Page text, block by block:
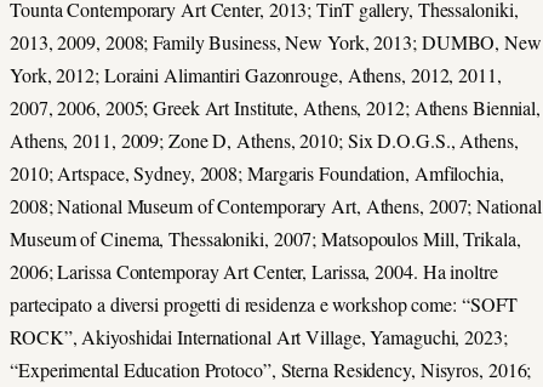
Tounta Contemporary Art Center, 2013; TinT gallery, Thessaloniki,
2013, 2009, 2008; Family Business, New York, 2013; DUMBO, New
York, 2012; Loraini Alimantiri Gazonrouge, Athens, 2012, 2011,
2007, 2006, 2005; Greek Art Institute, Athens, 2012; Athens Biennial,
Athens, 2011, 2009; Zone D, Athens, 2010; Six D.O.G.S., Athens,
2010; Artspace, Sydney, 2008; Margaris Foundation, Amfilochia,
2008; National Museum of Contemporary Art, Athens, 2007; National
Museum of Cinema, Thessaloniki, 2007; Matsopoulos Mill, Trikala,
2006; Larissa Contemporay Art Center, Larissa, 2004. Ha inoltre
partecipato a diversi progetti di residenza e workshop come: “SOFT
ROCK”, Akiyoshidai International Art Village, Yamaguchi, 2023;
“Experimental Education Protoco”, Sterna Residency, Nisyros, 2016;